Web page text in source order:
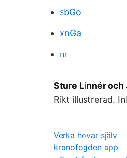
sbGo
xnGa
nr
Sture Linnér och
Rikt illustrerad.
Verka hovar själv
kronofogden app